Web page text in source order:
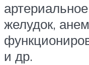
желудок,
и др.